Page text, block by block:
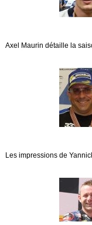
Axel Maurin détaille la
Les impressions de